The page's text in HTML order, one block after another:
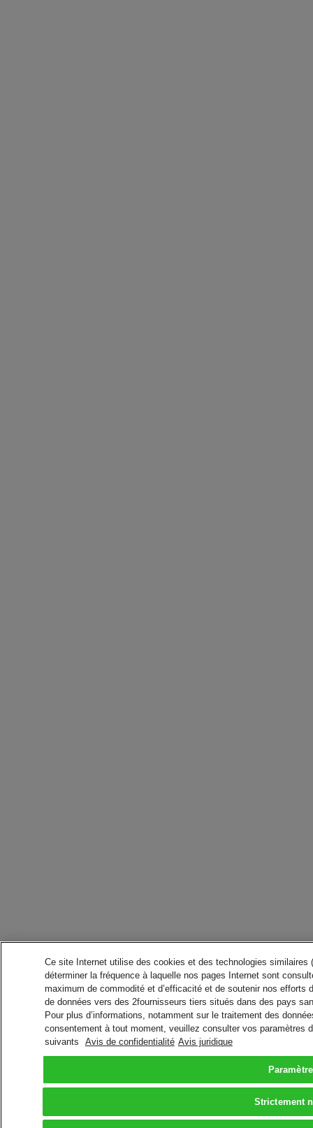
Ce site Internet utilise des cookies et des technologies
déterminer la fréquence à laquelle nos pages Internet sont
maximum de commodité et d’efficacité et de soutenir nos
de données vers des 2fournisseurs tiers situés dans des pays
Pour plus d’informations, notamment sur le traitement des
consentement à tout moment, veuillez consulter vos paramètres
suivants
Avis de confidentialité Avis juridique
Strictement